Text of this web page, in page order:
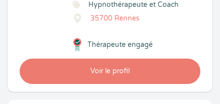
Hypnothérapeute et Coach
35700 Rennes
Voir le profil
Thérapeute engagé